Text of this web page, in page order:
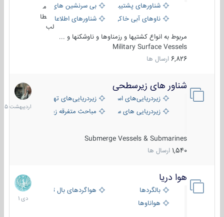
شناورهای پشتیبانی
بی سرنشین های دریایی
ناوهای آبی خاکی و نیروبرشناورهای اطلاعاتی و جاسوسی
طا
لب
مربوط به انواع کشتیها و رزمناوها و ناوشکنها و ...
Military Surface Vessels
6,826 ارسال ها
شناور های زیرسطحی
زیردریایی‌های استراتژیکزیردریایی‌های تهاجمی
زیردریایی های سبک
مباحث متفرقه زیرسطحی
Submerge Vessels & Submarines
1,540 ارسال ها
31
1405
هوا دریا
بالگردها
هواگردهای بال ثابت
هواناوها
12
دی
1401